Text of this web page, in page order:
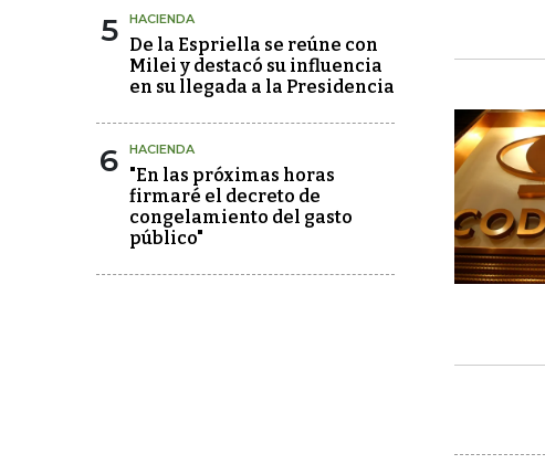
5 HACIENDA
De la Espriella se reúne con
Milei y destacó su influencia
en su llegada a la Presidencia
6 HACIENDA
"En las próximas horas
firmaré el decreto de
congelamiento del gasto
público"